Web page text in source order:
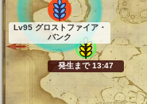
発生まで 13:47
Lv95 グロストファイア・
バンク